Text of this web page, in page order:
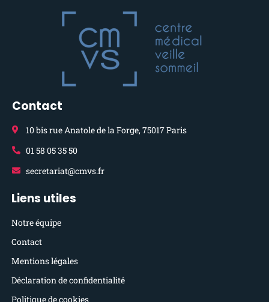
Contact
10 bis rue Anatole de la Forge, 75017 Paris
01 58 05 35 50
secretariat@cmvs.fr
Liens utiles
Notre équipe
Contact
Mentions légales
Déclaration de confidentialité
Politique de cookies